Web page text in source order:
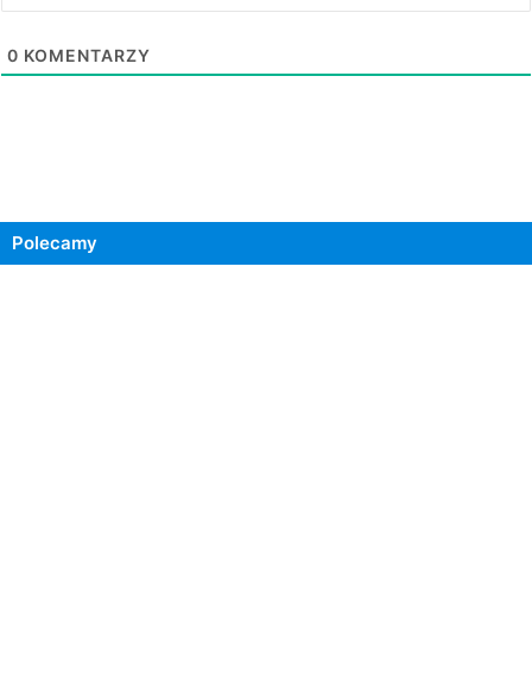
0 KOMENTARZY
Polecamy